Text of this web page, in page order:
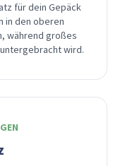
für dein Gepäck
in den oberen
während großes
wird.